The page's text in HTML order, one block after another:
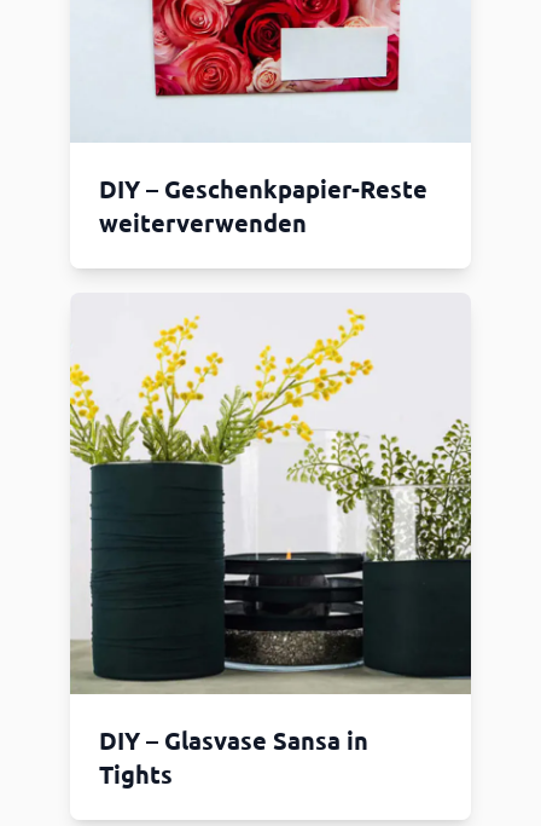
DIY – Geschenkpapier-Reste
weiterverwenden
DIY – Glasvase Sansa in
Tights